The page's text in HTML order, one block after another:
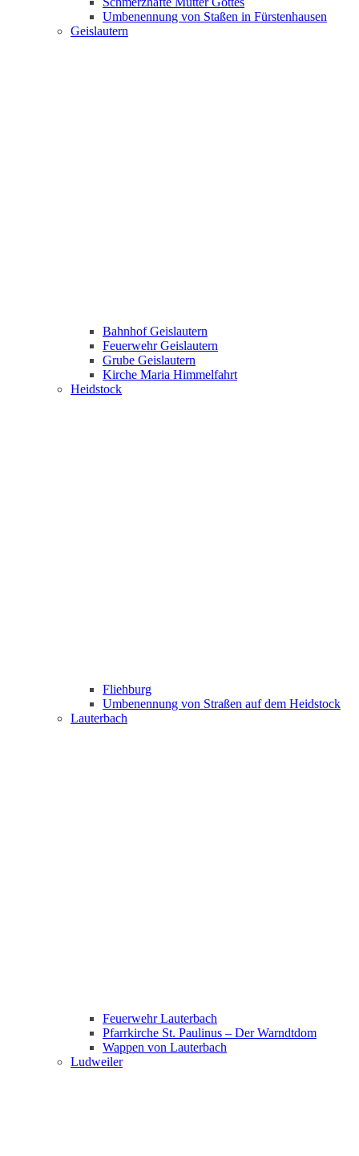
Umbenennung von Staßen in Fürstenhausen
Geislautern
Bahnhof Geislautern
Feuerwehr Geislautern
Grube Geislautern
Kirche Maria Himmelfahrt
Heidstock
Fliehburg
Umbenennung von Straßen auf dem Heidstock
Lauterbach
Feuerwehr Lauterbach
Pfarrkirche St. Paulinus – Der Warndtdom
Wappen von Lauterbach
Ludweiler